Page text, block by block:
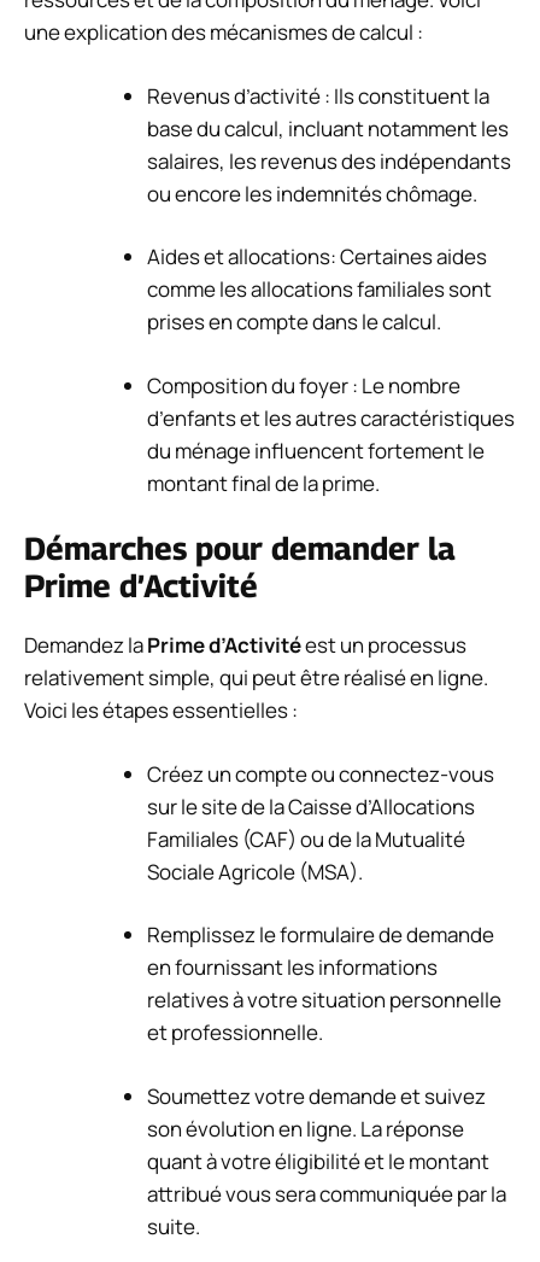
une explication des mécanismes de calcul :
Revenus d’activité : Ils constituent la
base du calcul, incluant notamment les
salaires, les revenus des indépendants
ou encore les indemnités chômage.
Aides et allocations: Certaines aides
comme les allocations familiales sont
prises en compte dans le calcul.
Composition du foyer : Le nombre
d’enfants et les autres caractéristiques
du ménage influencent fortement le
montant final de la prime.
Démarches pour demander la
Prime d’Activité
Demandez laPrime d’Activitéest un processus
relativement simple, qui peut être réalisé en ligne.
Voici les étapes essentielles :
Créez un compte ou connectez-vous
sur le site de la Caisse d’Allocations
Familiales (CAF) ou de la Mutualité
Sociale Agricole (MSA).
Remplissez le formulaire de demande
en fournissant les informations
relatives à votre situation personnelle
et professionnelle.
Soumettez votre demande et suivez
son évolution en ligne. La réponse
quant à votre éligibilité et le montant
attribué vous sera communiquée par la
suite.